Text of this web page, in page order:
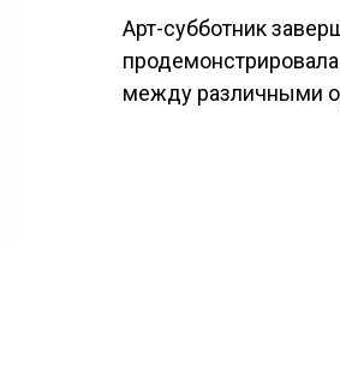
Арт-субботник
между различными